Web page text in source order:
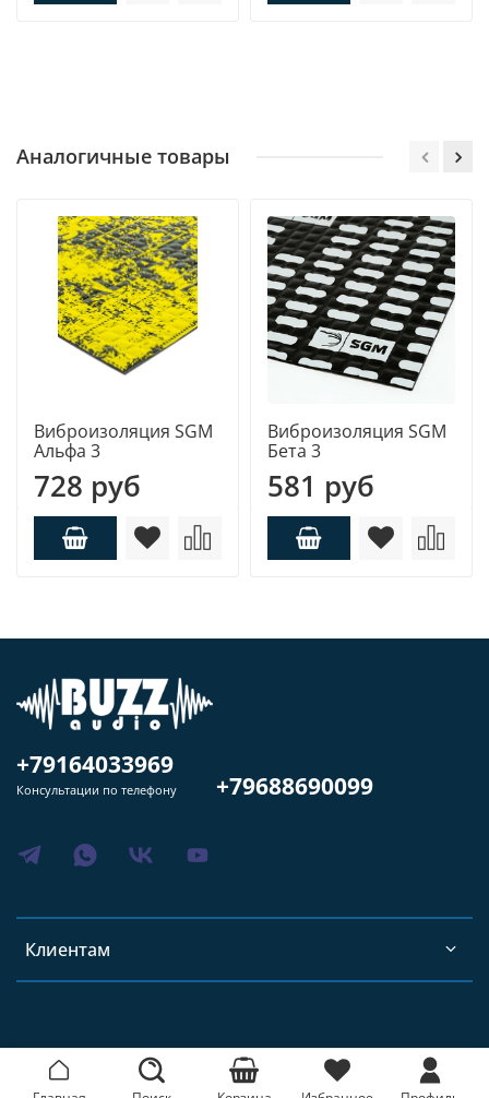
Аналогичные товары
Виброизоляция SGM
Альфа 3
728 руб
Виброизоляция SGM
Бета 3
581 руб
Клиентам
+79164033969
Консультации по телефону +79688690099